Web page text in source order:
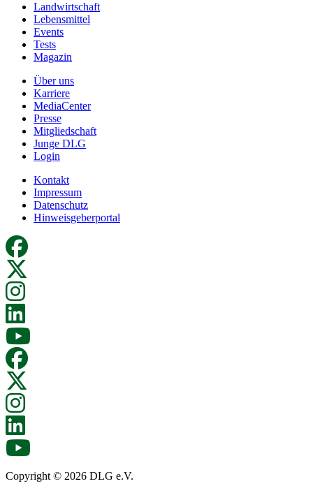
Landwirtschaft
Lebensmittel
Events
Tests
Magazin
Über uns
Karriere
MediaCenter
Presse
Mitgliedschaft
Junge DLG
Login
Kontakt
Impressum
Datenschutz
Hinweisgeberportal
Copyright © 2026 DLG e.V.